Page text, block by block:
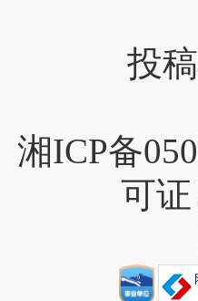
投
湘ICP备
可